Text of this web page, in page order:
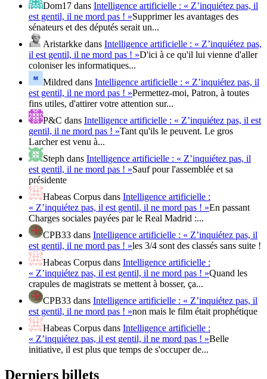
Dom17 dans Intelligence artificielle : « Z’inquiétez pas, il
est gentil, il ne mord pas ! »Supprimer les avantages des
sénateurs et des députés serait un...
Aristarkke dans Intelligence artificielle : « Z’inquiétez pas,
il est gentil, il ne mord pas ! »D'ici à ce qu'il lui vienne d'aller
coloniser les informatiques...
Mildred dans Intelligence artificielle : « Z’inquiétez pas, il
est gentil, il ne mord pas ! »Permettez-moi, Patron, à toutes
fins utiles, d'attirer votre attention sur...
P&C dans Intelligence artificielle : « Z’inquiétez pas, il est
gentil, il ne mord pas ! »Tant qu'ils le peuvent. Le gros
Larcher est venu à...
Steph dans Intelligence artificielle : « Z’inquiétez pas, il
est gentil, il ne mord pas ! »Sauf pour l'assemblée et sa
présidente
Habeas Corpus dans Intelligence artificielle :
« Z’inquiétez pas, il est gentil, il ne mord pas ! »En passant
Charges sociales payées par le Real Madrid :...
CPB33 dans Intelligence artificielle : « Z’inquiétez pas, il
est gentil, il ne mord pas ! »les 3/4 sont des classés sans suite !
Habeas Corpus dans Intelligence artificielle :
« Z’inquiétez pas, il est gentil, il ne mord pas ! »Quand les
crapules de magistrats se mettent à bosser, ça...
CPB33 dans Intelligence artificielle : « Z’inquiétez pas, il
est gentil, il ne mord pas ! »non mais le film était prophétique
Habeas Corpus dans Intelligence artificielle :
« Z’inquiétez pas, il est gentil, il ne mord pas ! »Belle
initiative, il est plus que temps de s'occuper de...
Derniers billets